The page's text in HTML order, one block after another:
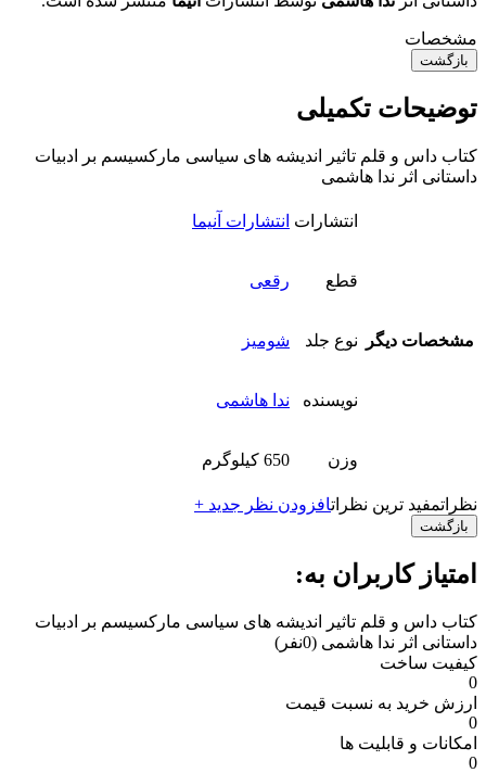
مشخصات
بازگشت
توضیحات تکمیلی
کتاب داس و قلم تاثیر اندیشه های سیاسی مارکسیسم بر ادبیات
داستانی اثر ندا هاشمی
مشخصات دیگر
انتشارات انتشارات آنیما
قطع رقعی
نوع جلد شومیز
نویسنده ندا هاشمی
وزن 650 کیلوگرم
نظراتمفید ترین نظراتافزودن نظر جدید +
بازگشت
امتیاز کاربران به:
کتاب داس و قلم تاثیر اندیشه های سیاسی مارکسیسم بر ادبیات
داستانی اثر ندا هاشمی (0نفر)
کیفیت ساخت
0
ارزش خرید به نسبت قیمت
0
امکانات و قابلیت ها
0